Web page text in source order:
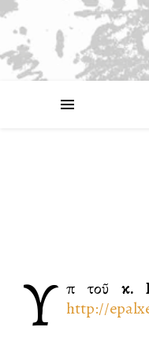
Ὑ πὸ τοῦ κ.
http://